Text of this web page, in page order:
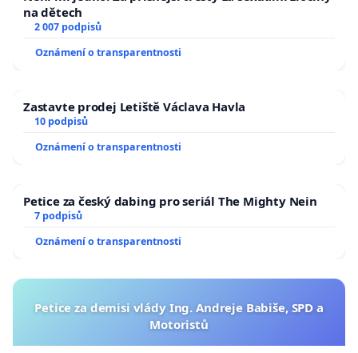
na dětech
2 007 podpisů
Oznámení o transparentnosti
Zastavte prodej Letiště Václava Havla
10 podpisů
Oznámení o transparentnosti
Petice za český dabing pro seriál The Mighty Nein
7 podpisů
Oznámení o transparentnosti
Petice za demisi vlády Ing. Andreje Babiše, SPD a
Motoristů